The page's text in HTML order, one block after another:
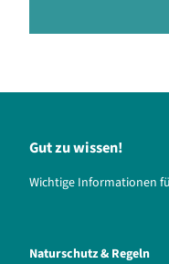
Gut zu wissen!
Wichtige Informationen
Naturschutz & Regeln